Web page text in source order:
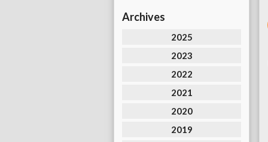
Archives
2025
2023
2022
2021
2020
2019